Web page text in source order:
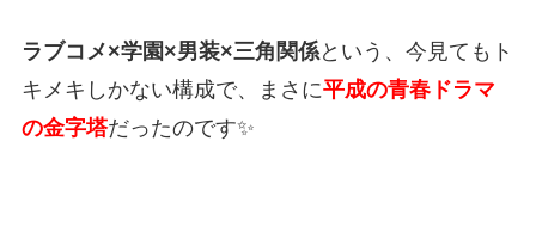
ラブコメ×学園×男装×三角関係という、今見てもト
キメキしかない構成で、まさに平成の青春ドラマ
の金字塔だったのです✨